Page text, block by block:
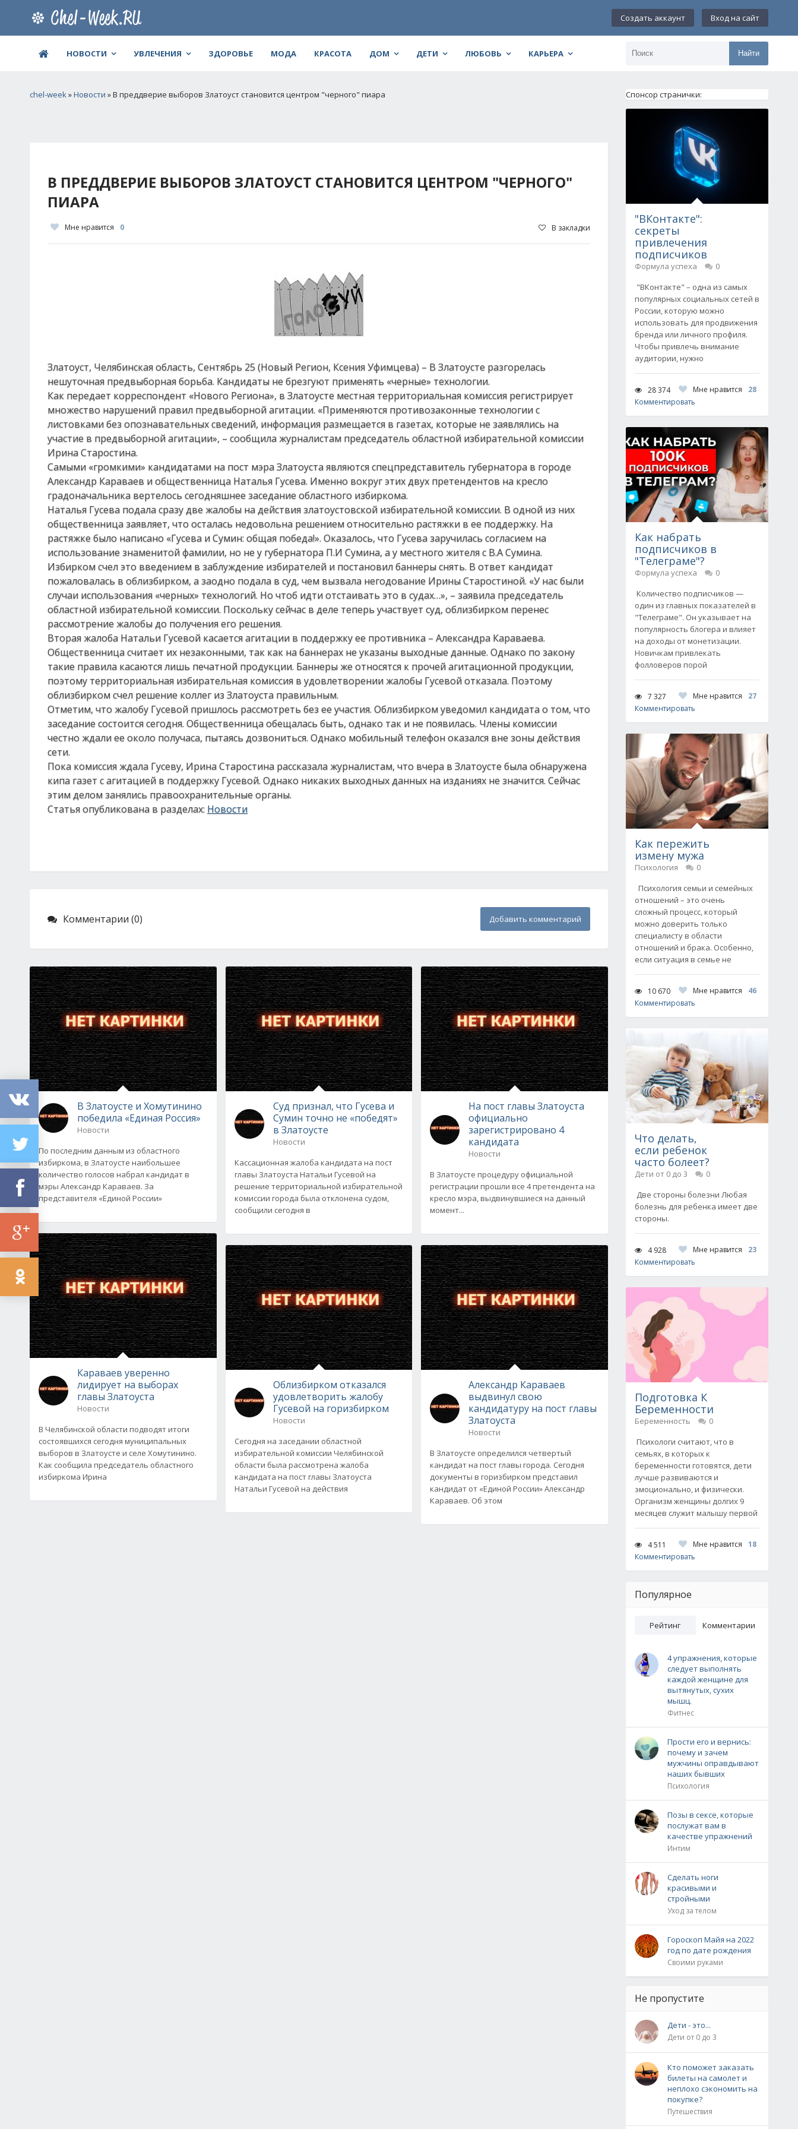
Создать аккаунт Вход на сайт
НОВОСТИ УВЛЕЧЕНИЯ ЗДОРОВЬЕ МОДА КРАСОТА ДОМ ДЕТИ ЛЮБОВЬ КАРЬЕРА Найти
chel-week»Новости » В преддверие выборов Златоуст становится центром "черного" пиара
В ПРЕДДВЕРИЕ ВЫБОРОВ ЗЛАТОУСТ СТАНОВИТСЯ ЦЕНТРОМ "ЧЕРНОГО"
ПИАРА
Мне нравится 0 В закладки
Златоуст, Челябинская область, Сентябрь 25 (Новый Регион, Ксения Уфимцева) – В Златоусте разгорелась
нешуточная предвыборная борьба. Кандидаты не брезгуют применять «черные» технологии.
Как передает корреспондент «Нового Региона», в Златоусте местная территориальная комиссия регистрирует
множество нарушений правил предвыборной агитации. «Применяются противозаконные технологии с
листовками без опознавательных сведений, информация размещается в газетах, которые не заявлялись на
участие в предвыборной агитации», – сообщила журналистам председатель областной избирательной комиссии
Ирина Старостина.
Самыми «громкими» кандидатами на пост мэра Златоуста являются спецпредставитель губернатора в городе
Александр Караваев и общественница Наталья Гусева. Именно вокруг этих двух претендентов на кресло
градоначальника вертелось сегодняшнее заседание областного избиркома.
Наталья Гусева подала сразу две жалобы на действия златоустовской избирательной комиссии. В одной из них
общественница заявляет, что осталась недовольна решением относительно растяжки в ее поддержку. На
растяжке было написано «Гусева и Сумин: общая победа!». Оказалось, что Гусева заручилась согласием на
использование знаменитой фамилии, но не у губернатора П.И Сумина, а у местного жителя с В.А Сумина.
Избирком счел это введением в заблуждение избирателей и постановил баннеры снять. В ответ кандидат
пожаловалась в облизбирком, а заодно подала в суд, чем вызвала негодование Ирины Старостиной. «У нас были
случаи использования «черных» технологий. Но чтоб идти отстаивать это в судах…», – заявила председатель
областной избирательной комиссии. Поскольку сейчас в деле теперь участвует суд, облизбирком перенес
рассмотрение жалобы до получения его решения.
Вторая жалоба Натальи Гусевой касается агитации в поддержку ее противника – Александра Караваева.
Общественница считает их незаконными, так как на баннерах не указаны выходные данные. Однако по закону
такие правила касаются лишь печатной продукции. Баннеры же относятся к прочей агитационной продукции,
поэтому территориальная избирательная комиссия в удовлетворении жалобы Гусевой отказала. Поэтому
облизбирком счел решение коллег из Златоуста правильным.
Отметим, что жалобу Гусевой пришлось рассмотреть без ее участия. Облизбирком уведомил кандидата о том, что
заседание состоится сегодня. Общественница обещалась быть, однако так и не появилась. Члены комиссии
честно ждали ее около получаса, пытаясь дозвониться. Однако мобильный телефон оказался вне зоны действия
сети.
Пока комиссия ждала Гусеву, Ирина Старостина рассказала журналистам, что вчера в Златоусте была обнаружена
кипа газет с агитацией в поддержку Гусевой. Однако никаких выходных данных на изданиях не значится. Сейчас
этим делом занялись правоохранительные органы.
Статья опубликована в разделах: Новости
Комментарии (0) Добавить комментарий
В Златоусте и Хомутинино
победила «Единая Россия»
Новости
По последним данным из областного
избиркома, в Златоусте наибольшее
количество голосов набрал кандидат в
мэры Александр Караваев. За
представителя «Единой России»
Караваев уверенно
лидирует на выборах
главы Златоуста
Новости
В Челябинской области подводят итоги
состоявшихся сегодня муниципальных
выборов в Златоусте и селе Хомутинино.
Как сообщила председатель областного
избиркома Ирина
Суд признал, что Гусева и
Сумин точно не «победят»
в Златоусте
Новости
Кассационная жалоба кандидата на пост
главы Златоуста Натальи Гусевой на
решение территориальной избирательной
комиссии города была отклонена судом,
сообщили сегодня в
Облизбирком отказался
удовлетворить жалобу
Гусевой на горизбирком
Новости
Сегодня на заседании областной
избирательной комиссии Челябинской
области была рассмотрена жалоба
кандидата на пост главы Златоуста
Натальи Гусевой на действия
На пост главы Златоуста
официально
зарегистрировано 4
кандидата
Новости
В Златоусте процедуру официальной
регистрации прошли все 4 претендента на
кресло мэра, выдвинувшиеся на данный
момент...
Александр Караваев
выдвинул свою
кандидатуру на пост главы
Златоуста
Новости
В Златоусте определился четвертый
кандидат на пост главы города. Сегодня
документы в горизбирком представил
кандидат от «Единой России» Александр
Караваев. Об этом
Спонсор странички:
"ВКонтакте":
секреты
привлечения
подписчиков
Формула успеха
0
"ВКонтакте" – одна из самых
популярных социальных сетей в
России, которую можно
использовать для продвижения
бренда или личного профиля.
Чтобы привлечь внимание
аудитории, нужно
28 374 Мне нравится
28
Комментировать
Как набрать
подписчиков в
"Телеграме"?
Формула успеха
0
Количество подписчиков —
один из главных показателей в
"Телеграме". Он указывает на
популярность блогера и влияет
на доходы от монетизации.
Новичкам привлекать
фолловеров порой
7 327 Мне нравится
27
Комментировать
Как пережить
измену мужа
Психология
0
Психология семьи и семейных
отношений – это очень
сложный процесс, который
можно доверить только
специалисту в области
отношений и брака. Особенно,
если ситуация в семье не
10 670 Мне нравится
46
Комментировать
Что делать,
если ребенок
часто болеет?
Дети от 0 до 3
0
Две стороны болезни Любая
болезнь для ребенка имеет две
стороны.
4 928 Мне нравится
23
Комментировать
Подготовка К
Беременности
Беременность
0
Психологи считают, что в
семьях, в которых к
беременности готовятся, дети
лучше развиваются и
эмоционально, и физически.
Организм женщины долгих 9
месяцев служит малышу первой
4 511 Мне нравится
18
Комментировать
Популярное
Рейтинг Комментарии
4 упражнения, которые
следует выполнять
каждой женщине для
вытянутых, сухих
мышц.
Фитнес
Прости его и вернись:
почему и зачем
мужчины оправдывают
наших бывших
Психология
Позы в сексе, которые
послужат вам в
качестве упражнений
Интим
Сделать ноги
красивыми и
стройными
Уход за телом
Гороскоп Майя на 2022
год по дате рождения
Своими руками
Не пропустите
Дети - это...
Дети от 0 до 3
Кто поможет заказать
билеты на самолет и
неплохо сэкономить на
покупке?
Путешествия